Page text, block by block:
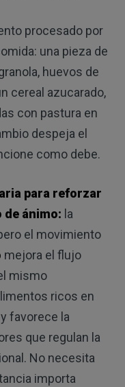
procesado por
una pieza de
huevos de
cereal azucarado,
con pastura en
despeja el
como debe.
para reforzar
de ánimo: la
el movimiento
mejora el flujo
mismo
ricos en
favorece la
que regulan la
No necesita
importa